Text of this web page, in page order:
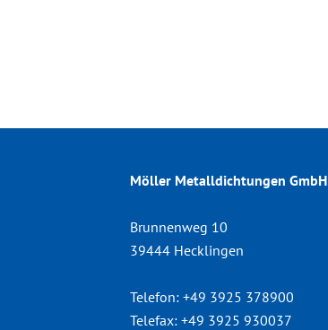
Möller Metalldichtungen GmbH
Brunnenweg 10
39444 Hecklingen
Telefon: +49 3925 378900
Telefax: +49 3925 930037